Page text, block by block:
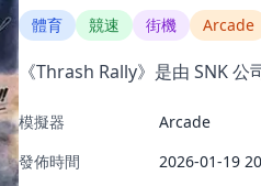
體育 競速 街機 Arcade
《Thrash Rally》是由 SNK
模擬器 Arcade
發佈時間
2026-01-19